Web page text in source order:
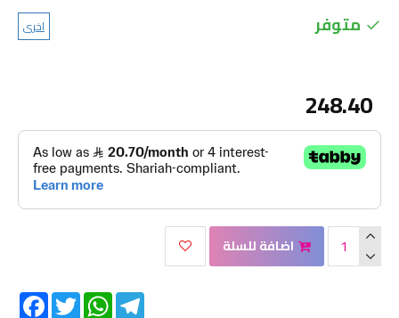
متوفر اخرى
248.40
اضافة للسلة
Twitter
WhatsAppTelegram